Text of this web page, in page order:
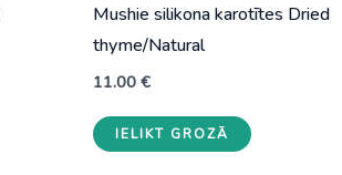
Mushie silikona karotītes Dried
thyme/Natural
11.00 €
IELIKT GROZĀ